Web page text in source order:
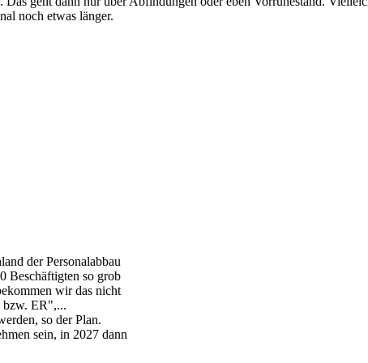
noch etwas länger.
der Personalabbau
Beschäftigten so grob
wir das nicht
bzw. ER",...
so der Plan.
sein, in 2027 dann